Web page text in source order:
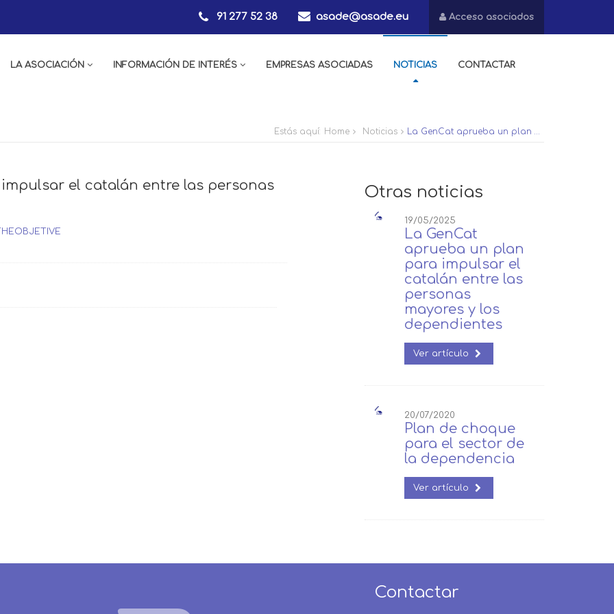
Acceso asociados
91 277 52 38 asade@asade.eu
LA ASOCIACIÓN INFORMACIÓN DE INTERÉS EMPRESAS ASOCIADAS NOTICIAS CONTACTAR
Estás aquí: Home Noticias La GenCat aprueba un plan para impulsar el catalán entre las personas mayores y los dependientes
el catalán entre las personas
THEOBJETIVE
Otras noticias
19/05/2025
La GenCat
aprueba un plan
para impulsar el
catalán entre las
personas
mayores y los
dependientes
Ver artículo
20/07/2020
Plan de choque
para el sector de
la dependencia
Ver artículo
Contactar